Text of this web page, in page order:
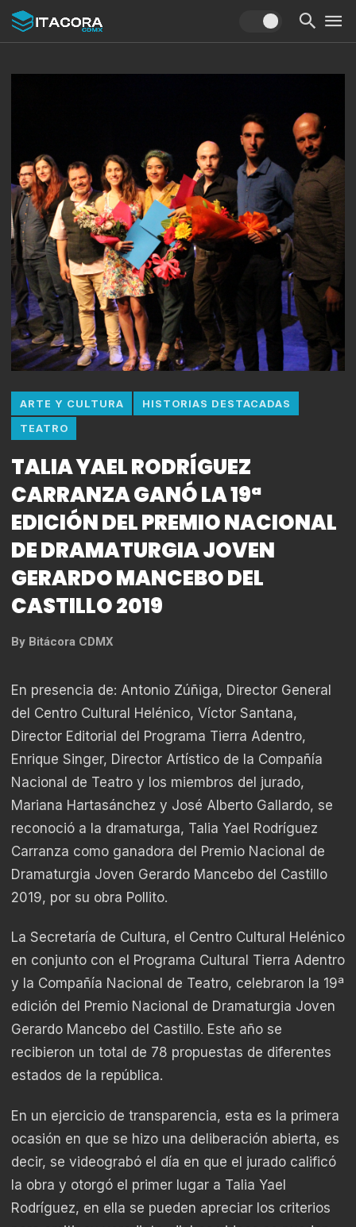
ARTE Y CULTURA HISTORIAS DESTACADAS
TEATRO
TALIA YAEL RODRÍGUEZ
CARRANZA GANÓ LA 19ª
EDICIÓN DEL PREMIO NACIONAL
DE DRAMATURGIA JOVEN
GERARDO MANCEBO DEL
CASTILLO 2019
By Bitácora CDMX
En presencia de: Antonio Zúñiga, Director General
del Centro Cultural Helénico, Víctor Santana,
Director Editorial del Programa Tierra Adentro,
Enrique Singer, Director Artístico de la Compañía
Nacional de Teatro y los miembros del jurado,
Mariana Hartasánchez y José Alberto Gallardo, se
reconoció a la dramaturga, Talia Yael Rodríguez
Carranza como ganadora del Premio Nacional de
Dramaturgia Joven Gerardo Mancebo del Castillo
2019, por su obra Pollito.
La Secretaría de Cultura, el Centro Cultural Helénico
en conjunto con el Programa Cultural Tierra Adentro
y la Compañía Nacional de Teatro, celebraron la 19ª
edición del Premio Nacional de Dramaturgia Joven
Gerardo Mancebo del Castillo. Este año se
recibieron un total de 78 propuestas de diferentes
estados de la república.
En un ejercicio de transparencia, esta es la primera
ocasión en que se hizo una deliberación abierta, es
decir, se videograbó el día en que el jurado calificó
la obra y otorgó el primer lugar a Talia Yael
Rodríguez, en ella se pueden apreciar los criterios